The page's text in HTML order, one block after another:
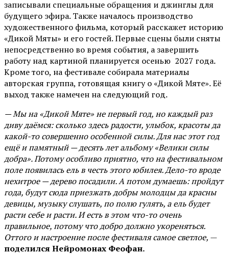
записывали специальные обращения и джинглы для
будущего эфира. Также началось производство
художественного фильма, который расскажет историю
«Дикой Мяты» и его гостей. Первые сцены были сняты
непосредственно во время события, а завершить
работу над картиной планируется осенью 2027 года.
Кроме того, на фестивале собирала материалы
авторская группа, готовящая книгу о «Дикой Мяте». Её
выход также намечен на следующий год.
— Мы на «Дикой Мяте» не первый год, но каждый раз
диву даёмся: сколько здесь радости, улыбок, красоты да
какой-то совершенно особенной силы. Для нас этот год
ещё и памятный — десять лет альбому «Велики силы
добра». Потому особливо приятно, что на фестивальном
поле появилась ель в честь этого юбилея. Дело-то вроде
нехитрое — дерево посадили. А потом думаешь: пройдут
года, будут сюда приезжать добры молодцы да красны
девицы, музыку слушать, по полю гулять, а ель будет
расти себе и расти. И есть в этом что-то очень
правильное, потому что добро должно укореняться.
Оттого и настроение после фестиваля самое светлое, —
поделился Нейромонах Феофан.